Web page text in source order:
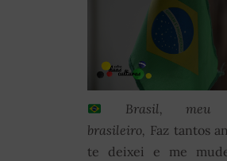
Brasil, meu
brasileiro, Faz tantos
te deixei e me